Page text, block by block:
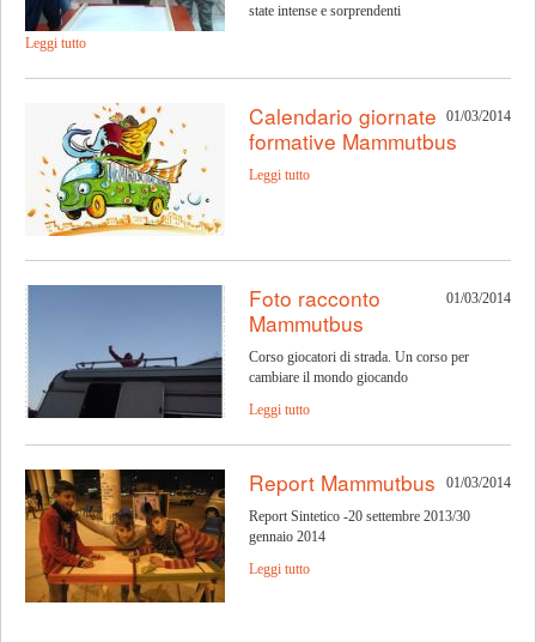
state intense e sorprendenti
Leggi tutto
01/03/2014
Calendario giornate
formative Mammutbus
Leggi tutto
01/03/2014
Foto racconto
Mammutbus
Corso giocatori di strada. Un corso per
cambiare il mondo giocando
Leggi tutto
01/03/2014
Report Mammutbus
Report Sintetico -20 settembre 2013/30
gennaio 2014
Leggi tutto